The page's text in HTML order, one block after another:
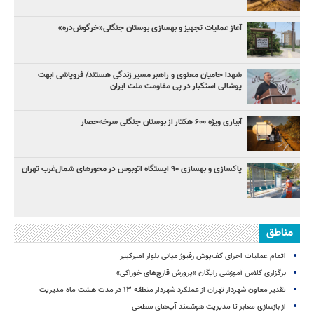
آغاز عملیات تجهیز و بهسازی بوستان جنگلی«خرگوش‌دره»
شهدا حامیان معنوی و راهبر مسیر زندگی هستند/ فروپاشی ابهت
پوشالی استکبار در پی مقاومت ملت ایران
آبیاری ویژه ۶۰۰ هکتار از بوستان جنگلی سرخه‌حصار
پاکسازی و بهسازی ۹۰ ایستگاه اتوبوس در محورهای شمال‌غرب تهران
مناطق
اتمام عملیات اجرای کف‌پوش رفیوژ میانی بلوار امیرکبیر
برگزاری کلاس آموزشی رایگان «پرورش قارچ‌های خوراکی»
تقدیر معاون شهردار تهران از عملکرد شهردار منطقه ۱۳ در مدت هشت ماه مدیریت
از بازسازی معابر تا مدیریت هوشمند آب‌های سطحی